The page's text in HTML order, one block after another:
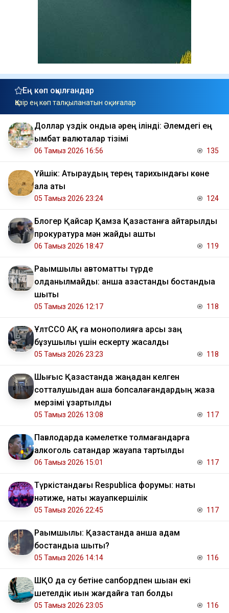
Ең көп оқылғандар
Қазір ең көп талқыланатын оқиғалар
Доллар үздік ондыққа әрең ілінді: Әлемдегі ең
қымбат валюталар тізімі
06 Тамыз 2026 16:56 135
Үйшік: Атыраудың терең тарихындағы көне
қала аты
05 Тамыз 2026 23:24 124
Блогер Қайсар Қамза Қазақстанға қайтарылды
прокуратура мән жайды ашты
06 Тамыз 2026 18:47 119
Рақымшылық автоматты түрде
қолданылмайды: қанша қазақстандық бостандыққа
шықты
05 Тамыз 2026 12:17 118
ҰлтССО АҚ ға монополияға қарсы заң
бұзушылық үшін ескерту жасалды
05 Тамыз 2026 23:23 118
Шығыс Қазақстанда жаңадан келген
сотталушыдан ақша бопсалағандардың жаза
мерзімі ұзартылды
05 Тамыз 2026 13:08 117
Павлодарда кәмелетке толмағандарға
алкоголь сатқандар жауапқа тартылды
06 Тамыз 2026 15:01 117
Түркістандағы Respublica форумы: нақты
нәтиже, нақты жауапкершілік
05 Тамыз 2026 22:45 117
Рақымшылық: Қазақстанда қанша адам
бостандыққа шықты?
05 Тамыз 2026 14:14 116
ШҚО да су бетіне сапбордпен шыққан екі
шетелдік қиын жағдайға тап болды
05 Тамыз 2026 23:05 116